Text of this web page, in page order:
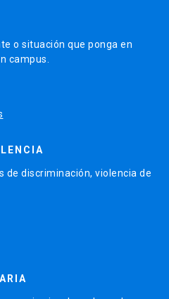
o situación que ponga en
campus.
de discriminación, violencia de